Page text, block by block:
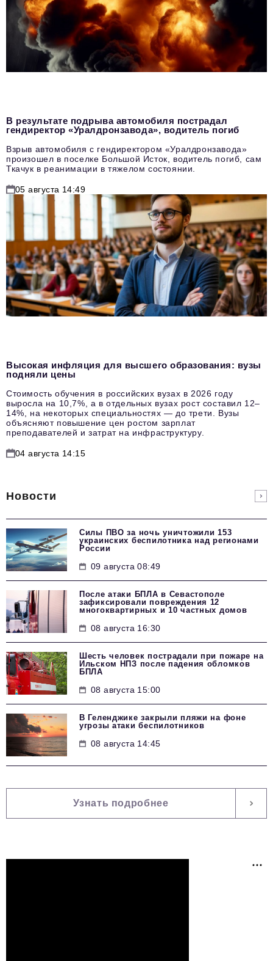
В результате подрыва автомобиля пострадал
гендиректор «Уралдронзавода», водитель погиб
Взрыв автомобиля с гендиректором «Уралдронзавода»
произошел в поселке Большой Исток, водитель погиб, сам
Ткачук в реанимации в тяжелом состоянии.
05 августа 14:49
Высокая инфляция для высшего образования: вузы
подняли цены
Стоимость обучения в российских вузах в 2026 году
выросла на 10,7%, а в отдельных вузах рост составил 12–
14%, на некоторых специальностях — до трети. Вузы
объясняют повышение цен ростом зарплат
преподавателей и затрат на инфраструктуру.
04 августа 14:15
Новости
Силы ПВО за ночь уничтожили 153
украинских беспилотника над регионами
России
09 августа 08:49
После атаки БПЛА в Севастополе
зафиксировали повреждения 12
многоквартирных и 10 частных домов
08 августа 16:30
Шесть человек пострадали при пожаре на
Ильском НПЗ после падения обломков
БПЛА
08 августа 15:00
В Геленджике закрыли пляжи на фоне
угрозы атаки беспилотников
08 августа 14:45
Узнать подробнее